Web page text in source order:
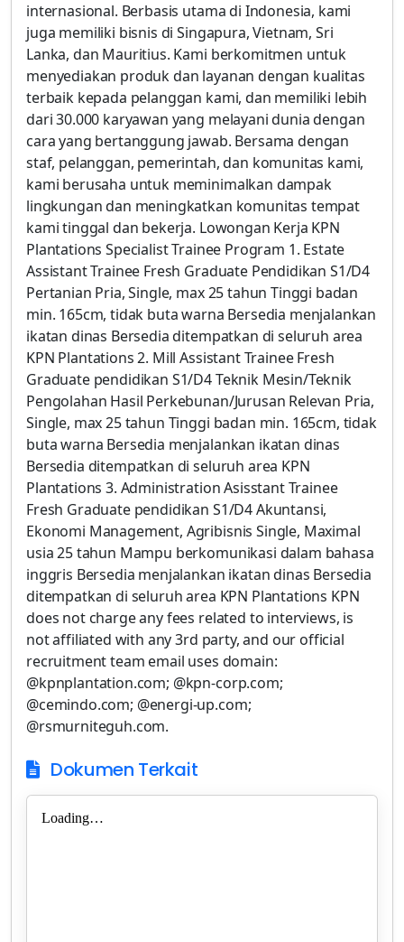
internasional. Berbasis utama di Indonesia, kami
juga memiliki bisnis di Singapura, Vietnam, Sri
Lanka, dan Mauritius. Kami berkomitmen untuk
menyediakan produk dan layanan dengan kualitas
terbaik kepada pelanggan kami, dan memiliki lebih
dari 30.000 karyawan yang melayani dunia dengan
cara yang bertanggung jawab. Bersama dengan
staf, pelanggan, pemerintah, dan komunitas kami,
kami berusaha untuk meminimalkan dampak
lingkungan dan meningkatkan komunitas tempat
kami tinggal dan bekerja. Lowongan Kerja KPN
Plantations Specialist Trainee Program 1. Estate
Assistant Trainee Fresh Graduate Pendidikan S1/D4
Pertanian Pria, Single, max 25 tahun Tinggi badan
min. 165cm, tidak buta warna Bersedia menjalankan
ikatan dinas Bersedia ditempatkan di seluruh area
KPN Plantations 2. Mill Assistant Trainee Fresh
Graduate pendidikan S1/D4 Teknik Mesin/Teknik
Pengolahan Hasil Perkebunan/Jurusan Relevan Pria,
Single, max 25 tahun Tinggi badan min. 165cm, tidak
buta warna Bersedia menjalankan ikatan dinas
Bersedia ditempatkan di seluruh area KPN
Plantations 3. Administration Asisstant Trainee
Fresh Graduate pendidikan S1/D4 Akuntansi,
Ekonomi Management, Agribisnis Single, Maximal
usia 25 tahun Mampu berkomunikasi dalam bahasa
inggris Bersedia menjalankan ikatan dinas Bersedia
ditempatkan di seluruh area KPN Plantations KPN
does not charge any fees related to interviews, is
not affiliated with any 3rd party, and our official
recruitment team email uses domain:
@kpnplantation.com; @kpn-corp.com;
@cemindo.com; @energi-up.com;
@rsmurniteguh.com.
Dokumen Terkait